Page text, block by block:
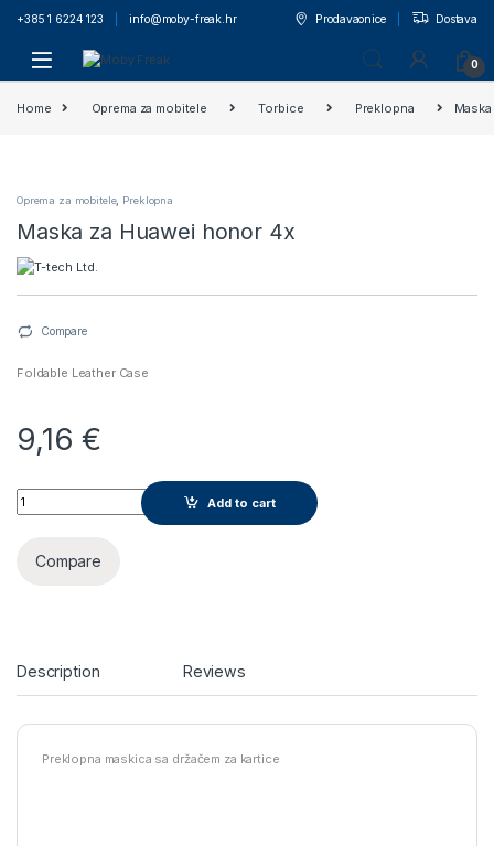
+385 1 6224 123 info@moby-freak.hr Prodavaonice Dostava
0
Home Oprema za mobitele Torbice Preklopna
Oprema za mobitele, Preklopna
Maska za Huawei honor 4x
Compare
Foldable Leather Case
9,16€
Maska za Huawei honor 4x quantityAdd to cart
Compare
Description Reviews
Preklopna maskica sa držačem za kartice